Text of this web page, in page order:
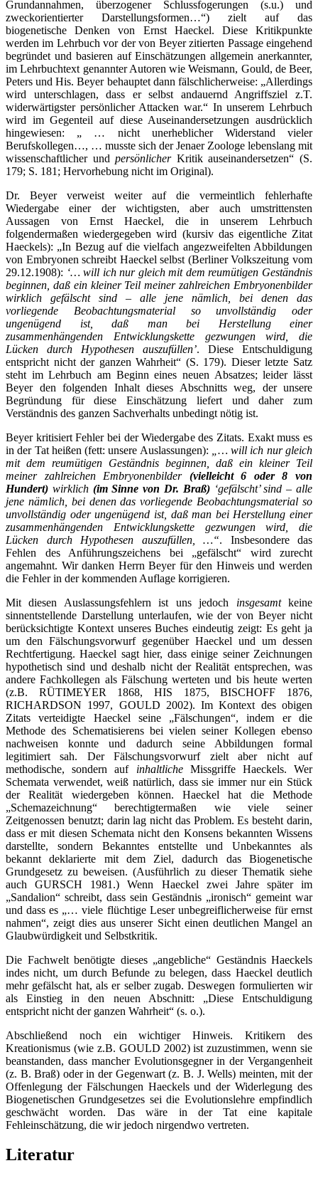
Grundannahmen, überzogener Schlussfogerungen (s.u.) und
zweckorientierter Darstellungsformen…“) zielt auf das
biogenetische Denken von Ernst Haeckel. Diese Kritikpunkte
werden im Lehrbuch vor der von Beyer zitierten Passage eingehend
begründet und basieren auf Einschätzungen allgemein anerkannter,
im Lehrbuchtext genannter Autoren wie Weismann, Gould, de Beer,
Peters und His. Beyer behauptet dann fälschlicherweise: „Allerdings
wird unterschlagen, dass er selbst andauernd Angriffsziel z.T.
widerwärtigster persönlicher Attacken war.“ In unserem Lehrbuch
wird im Gegenteil auf diese Auseinandersetzungen ausdrücklich
hingewiesen: „ … nicht unerheblicher Widerstand vieler
Berufskollegen…, … musste sich der Jenaer Zoologe lebenslang mit
wissenschaftlicher undpersönlicherKritik auseinandersetzen“ (S.
179; S. 181; Hervorhebung nicht im Original).
Dr. Beyer verweist weiter auf die vermeintlich fehlerhafte
Wiedergabe einer der wichtigsten, aber auch umstrittensten
Aussagen von Ernst Haeckel, die in unserem Lehrbuch
folgendermaßen wiedergegeben wird (kursiv das eigentliche Zitat
Haeckels): „In Bezug auf die vielfach angezweifelten Abbildungen
von Embryonen schreibt Haeckel selbst (Berliner Volkszeitung vom
29.12.1908): ‘… will ich nur gleich mit dem reumütigen Geständnis
beginnen, daß ein kleiner Teil meiner zahlreichen Embryonenbilder
wirklich gefälscht sind – alle jene nämlich, bei denen das
vorliegende Beobachtungsmaterial so unvollständig oder
ungenügend ist, daß man bei Herstellung einer
zusammenhängenden Entwicklungskette gezwungen wird, die
Lücken durch Hypothesen auszufüllen’. Diese Entschuldigung
entspricht nicht der ganzen Wahrheit“ (S. 179). Dieser letzte Satz
steht im Lehrbuch am Beginn eines neuen Absatzes; leider lässt
Beyer den folgenden Inhalt dieses Abschnitts weg, der unsere
Begründung für diese Einschätzung liefert und daher zum
Verständnis des ganzen Sachverhalts unbedingt nötig ist.
Beyer kritisiert Fehler bei der Wiedergabe des Zitats. Exakt muss es
in der Tat heißen (fett: unsere Auslassungen):
„… will ich nur gleich
mit dem reumütigen Geständnis beginnen, daß ein kleiner Teil
meiner zahlreichen Embryonenbilder (vielleicht 6 oder 8 von
Hundert) wirklich (im Sinne von Dr. Braß)‘gefälscht’ sind – alle
jene nämlich, bei denen das vorliegende Beobachtungsmaterial so
unvollständig oder ungenügend ist, daß man bei Herstellung einer
zusammenhängenden Entwicklungskette gezwungen wird, die
Lücken durch Hypothesen auszufüllen, …“. Insbesondere das
Fehlen des Anführungszeichens bei „gefälscht“ wird zurecht
angemahnt. Wir danken Herrn Beyer für den Hinweis und werden
die Fehler in der kommenden Auflage korrigieren.
Mit diesen Auslassungsfehlern ist uns jedoch insgesamtkeine
sinnentstellende Darstellung unterlaufen, wie der von Beyer nicht
berücksichtigte Kontext unseres Buches eindeutig zeigt: Es geht ja
um den Fälschungsvorwurf gegenüber Haeckel und um dessen
Rechtfertigung. Haeckel sagt hier, dass einige seiner Zeichnungen
hypothetisch sind und deshalb nicht der Realität entsprechen, was
andere Fachkollegen als Fälschung werteten und bis heute werten
(z.B. RÜTIMEYER 1868, HIS 1875, BISCHOFF 1876,
RICHARDSON 1997, GOULD 2002). Im Kontext des obigen
Zitats verteidigte Haeckel seine „Fälschungen“, indem er die
Methode des Schematisierens bei vielen seiner Kollegen ebenso
nachweisen konnte und dadurch seine Abbildungen formal
legitimiert sah. Der Fälschungsvorwurf zielt aber nicht auf
methodische, sondern auf inhaltlicheMissgriffe Haeckels. Wer
Schemata verwendet, weiß natürlich, dass sie immer nur ein Stück
der Realität wiedergeben können. Haeckel hat die Methode
„Schemazeichnung“ berechtigtermaßen wie viele seiner
Zeitgenossen benutzt; darin lag nicht das Problem. Es besteht darin,
dass er mit diesen Schemata nicht den Konsens bekannten Wissens
darstellte, sondern Bekanntes entstellte und Unbekanntes als
bekannt deklarierte mit dem Ziel, dadurch das Biogenetische
Grundgesetz zu beweisen. (Ausführlich zu dieser Thematik siehe
auch GURSCH 1981.) Wenn Haeckel zwei Jahre später im
„Sandalion“ schreibt, dass sein Geständnis „ironisch“ gemeint war
und dass es „… viele flüchtige Leser unbegreiflicherweise für ernst
nahmen“, zeigt dies aus unserer Sicht einen deutlichen Mangel an
Glaubwürdigkeit und Selbstkritik.
Die Fachwelt benötigte dieses „angebliche“ Geständnis Haeckels
indes nicht, um durch Befunde zu belegen, dass Haeckel deutlich
mehr gefälscht hat, als er selber zugab. Deswegen formulierten wir
als Einstieg in den neuen Abschnitt: „Diese Entschuldigung
entspricht nicht der ganzen Wahrheit“ (s. o.).
Abschließend noch ein wichtiger Hinweis. Kritikern des
Kreationismus (wie z.B. GOULD 2002) ist zuzustimmen, wenn sie
beanstanden, dass mancher Evolutionsgegner in der Vergangenheit
(z. B. Braß) oder in der Gegenwart (z. B. J. Wells) meinten, mit der
Offenlegung der Fälschungen Haeckels und der Widerlegung des
Biogenetischen Grundgesetzes sei die Evolutionslehre empfindlich
geschwächt worden. Das wäre in der Tat eine kapitale
Fehleinschätzung, die wir jedoch nirgendwo vertreten.
Literatur